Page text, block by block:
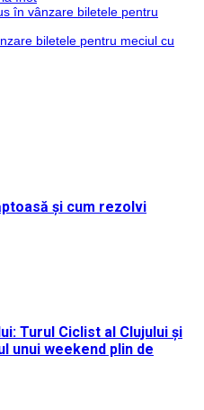
în vânzare biletele pentru
biletele pentru meciul cu
și cum rezolvi
Turul Ciclist al Clujului și
unui weekend plin de